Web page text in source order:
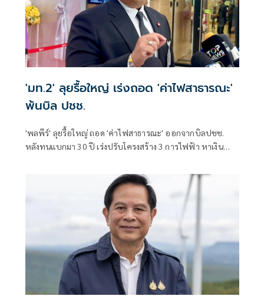
'มท.2' ลุยรื้อใหญ่ เร่งถอด 'ค่าไฟสาธารณะ'
พ้นบิล ปชช.
'พลพีร์' ลุยรื้อใหญ่ ถอด 'ค่าไฟสาธารณะ' ออกจากบิลปชช.
หลังทนแบกมา 30 ปี เร่งปรับโครงสร้าง 3 การไฟฟ้า หาเงิน